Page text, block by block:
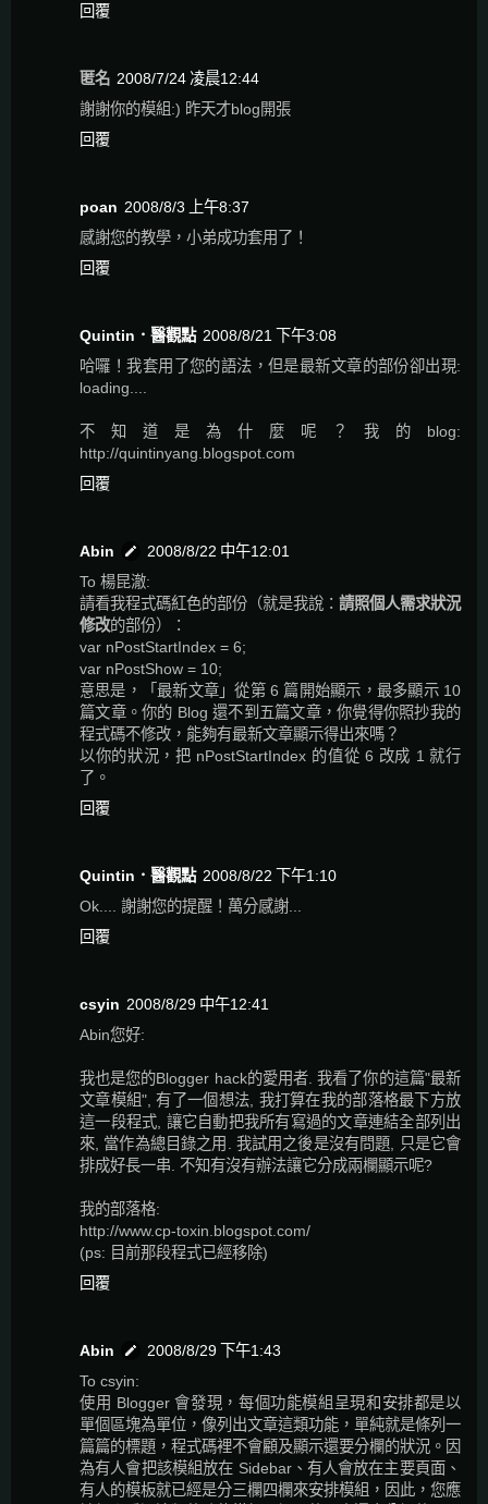
回覆
匿名 2008/7/24 凌晨12:44
謝謝你的模組:) 昨天才blog開張
回覆
poan 2008/8/3 上午8:37
感謝您的教學，小弟成功套用了！
回覆
Quintin．醫觀點 2008/8/21 下午3:08
哈囉！我套用了您的語法，但是最新文章的部份卻出現:
loading....
不知道是為什麼呢？我的blog:
http://quintinyang.blogspot.com
回覆
Abin
2008/8/22 中午12:01
To 楊昆澈:
請看我程式碼紅色的部份（就是我說： 請照個人需求狀況
修改的部份）：
var nPostStartIndex = 6;
var nPostShow = 10;
意思是，「最新文章」從第 6 篇開始顯示，最多顯示 10
篇文章。你的 Blog 還不到五篇文章，你覺得你照抄我的
程式碼不修改，能夠有最新文章顯示得出來嗎？
以你的狀況，把 nPostStartIndex 的值從 6 改成 1 就行
了。
回覆
Quintin．醫觀點 2008/8/22 下午1:10
Ok.... 謝謝您的提醒！萬分感謝...
回覆
csyin 2008/8/29 中午12:41
Abin您好:
我也是您的Blogger hack的愛用者. 我看了你的這篇"最新
文章模組", 有了一個想法, 我打算在我的部落格最下方放
這一段程式, 讓它自動把我所有寫過的文章連結全部列出
來, 當作為總目錄之用. 我試用之後是沒有問題, 只是它會
排成好長一串. 不知有沒有辦法讓它分成兩欄顯示呢?
我的部落格:
http://www.cp-toxin.blogspot.com/
(ps: 目前那段程式已經移除)
回覆
Abin
2008/8/29 下午1:43
To csyin:
使用 Blogger 會發現，每個功能模組呈現和安排都是以
單個區塊為單位，像列出文章這類功能，單純就是條列一
篇篇的標題，程式碼裡不會顧及顯示還要分欄的狀況。因
為有人會把該模組放在 Sidebar、有人會放在主要頁面、
有人的模板就已經是分三欄四欄來安排模組，因此，您應